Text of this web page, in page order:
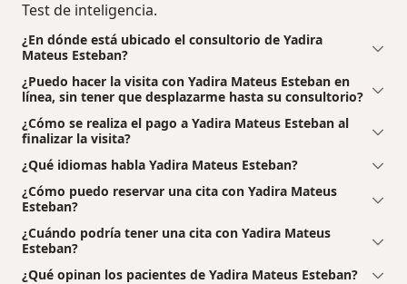
Test de inteligencia.
¿En dónde está ubicado el consultorio de Yadira
Mateus Esteban?
¿Puedo hacer la visita con Yadira Mateus Esteban en
línea, sin tener que desplazarme hasta su consultorio?
¿Cómo se realiza el pago a Yadira Mateus Esteban al
finalizar la visita?
¿Qué idiomas habla Yadira Mateus Esteban?
¿Cómo puedo reservar una cita con Yadira Mateus
Esteban?
¿Cuándo podría tener una cita con Yadira Mateus
Esteban?
¿Qué opinan los pacientes de Yadira Mateus Esteban?